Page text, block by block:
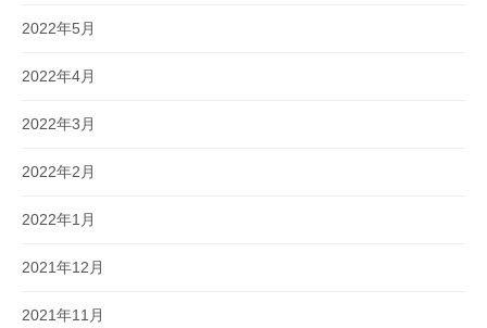
2022年5月
2022年4月
2022年3月
2022年2月
2022年1月
2021年12月
2021年11月